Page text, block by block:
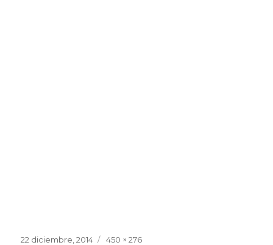
Publicado
22 diciembre, 2014 Tamaño
450 × 276